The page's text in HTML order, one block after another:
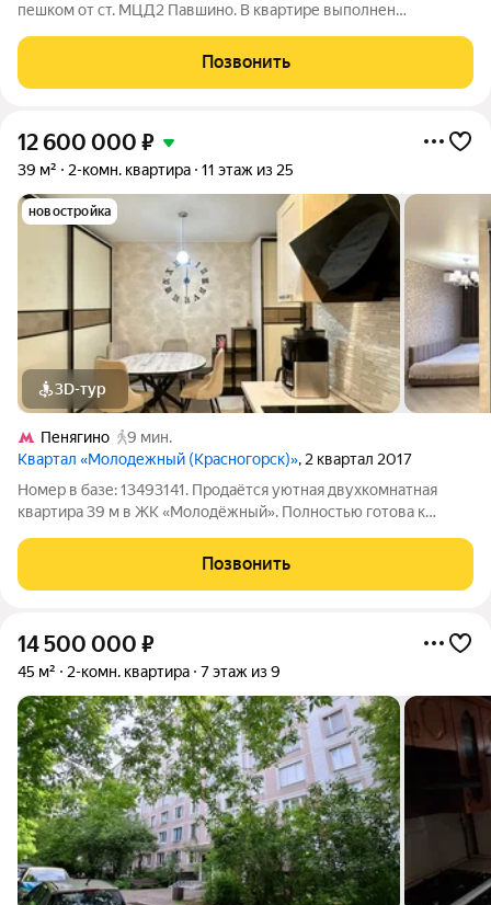
пешком от ст. МЦД2 Павшино. В квартире выполнен
радиаторов, новая мебель и техника. Комнаты изолированные,
с/у раздельный. Уютный дизайн,
Позвонить
12 600 000 ₽
39 м² 2-комн. квартира 11 этаж из 25
новостройка
3D-тур
Пенягино
9 мин.
Квартал «Молодежный (Красногорск)», 2 квартал 2017
Номер в базе: 13493141. Продаётся уютная двухкомнатная
квартира 39 м в ЖК «Молодёжный». Полностью готова к
инженерная разводка, мебель и вся необходимая техника уже
Позвонить
14 500 000 ₽
45 м² 2-комн. квартира 7 этаж из 9